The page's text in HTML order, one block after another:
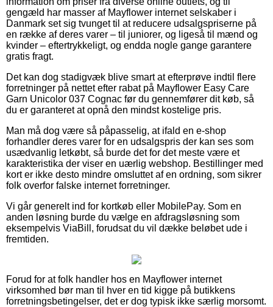
gengæld har masser af Mayflower internet selskaber i
Danmark set sig tvunget til at reducere udsalgspriserne på
en række af deres varer – til juniorer, og ligeså til mænd og
kvinder – eftertrykkeligt, og endda nogle gange garantere
gratis fragt.
Det kan dog stadigvæk blive smart at efterprøve indtil flere
forretninger på nettet efter rabat på Mayflower Easy Care
Garn Unicolor 037 Cognac før du gennemfører dit køb, så
du er garanteret at opnå den mindst kostelige pris.
Man må dog være så påpasselig, at ifald en e-shop
forhandler deres varer for en udsalgspris der kan ses som
usædvanlig letkøbt, så burde det for det meste være et
karakteristika der viser en uærlig webshop. Bestillinger med
kort er ikke desto mindre omsluttet af en ordning, som sikrer
folk overfor falske internet forretninger.
Vi går generelt ind for kortkøb eller MobilePay. Som en
anden løsning burde du vælge en afdragsløsning som
eksempelvis ViaBill, forudsat du vil dække beløbet ude i
fremtiden.
Forud for at folk handler hos en Mayflower internet
virksomhed bør man til hver en tid kigge på butikkens
forretningsbetingelser, det er dog typisk ikke særlig morsomt.